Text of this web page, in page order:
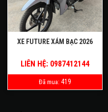
XE FUTURE XÁM BẠC 2026
LIÊN HỆ: 0987412144
Đã mua: 419